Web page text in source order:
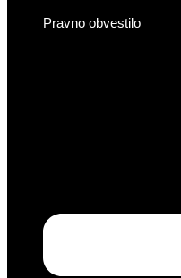
Pravno obvestilo